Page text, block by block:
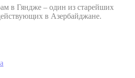
в Гяндже – один из старейших
в Азербайджане.